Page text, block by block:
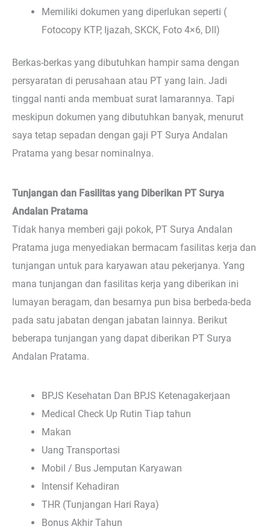
Memiliki dokumen yang diperlukan seperti (
Fotocopy KTP, Ijazah, SKCK, Foto 4×6, Dll)
Berkas-berkas yang dibutuhkan hampir sama dengan
persyaratan di perusahaan atau PT yang lain. Jadi
tinggal nanti anda membuat surat lamarannya. Tapi
meskipun dokumen yang dibutuhkan banyak, menurut
saya tetap sepadan dengan gaji PT Surya Andalan
Pratama yang besar nominalnya.
Tunjangan dan Fasilitas yang Diberikan PT Surya
Andalan Pratama
Tidak hanya memberi gaji pokok, PT Surya Andalan
Pratama juga menyediakan bermacam fasilitas kerja dan
tunjangan untuk para karyawan atau pekerjanya. Yang
mana tunjangan dan fasilitas kerja yang diberikan ini
lumayan beragam, dan besarnya pun bisa berbeda-beda
pada satu jabatan dengan jabatan lainnya. Berikut
beberapa tunjangan yang dapat diberikan PT Surya
Andalan Pratama.
BPJS Kesehatan Dan BPJS Ketenagakerjaan
Medical Check Up Rutin Tiap tahun
Makan
Uang Transportasi
Mobil / Bus Jemputan Karyawan
Intensif Kehadiran
THR (Tunjangan Hari Raya)
Bonus Akhir Tahun